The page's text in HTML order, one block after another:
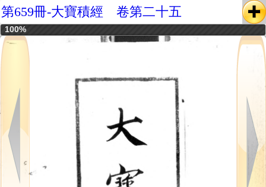
第659冊-大寶積經 卷第二十五
100%